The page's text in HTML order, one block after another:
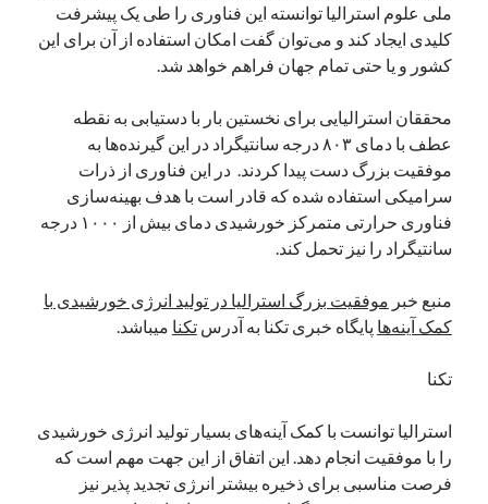
مارس 2025
فوریه 2025
ژانویه 2025
نوامبر 2024
اکتبر 2024
سپتامبر 2024
آگوست 2024
جولای 2024
ژوئن 2024
آوریل 2024
مارس 2024
ژانویه 2024
نوامبر 2023
اکتبر 2023
سپتامبر 2023
ملی علوم استرالیا توانسته این فناوری را طی یک پیشرفت
کلیدی ایجاد کند و می‌توان گفت امکان استفاده از آن برای این
کشور و یا حتی تمام جهان فراهم خواهد شد.
محققان استرالیایی برای نخستین بار با دستیابی به نقطه
عطف با دمای ۸۰۳ درجه سانتیگراد در این گیرنده‌ها به
موفقیت بزرگ دست پیدا کردند. در این فناوری از ذرات
سرامیکی استفاده شده که قادر است با هدف بهینه‌سازی
فناوری حرارتی متمرکز خورشیدی دمای بیش از ۱۰۰۰ درجه
سانتیگراد را نیز تحمل کند.
منبع خبر موفقیت بزرگ استرالیا در تولید انرژی خورشیدی با
کمک آینه‌ها پایگاه خبری تکنا به آدرستکنا میباشد.
تکنا
استرالیا توانست با کمک آینه‌های بسیار تولید انرژی خورشیدی
را با موفقیت انجام دهد. این اتفاق از این جهت مهم است که
فرصت مناسبی برای ذخیره بیشتر انرژی تجدید پذیر نیز